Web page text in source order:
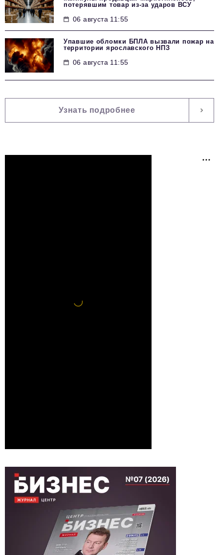
потерявшим товар из-за ударов ВСУ
06 августа 11:55
Упавшие обломки БПЛА вызвали пожар на
территории ярославского НПЗ
06 августа 11:55
Узнать подробнее